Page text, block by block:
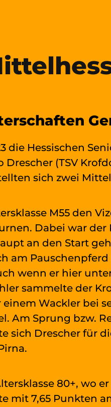
die Hessischen
(TSV
sich zwei
M55 den
Dabei war
an den Start
am
wenn er hier
sammelte der
einem Wackler bei
Am Sprung bzw.
sich Drescher für
80+, wo
mit 7,65 Punkten